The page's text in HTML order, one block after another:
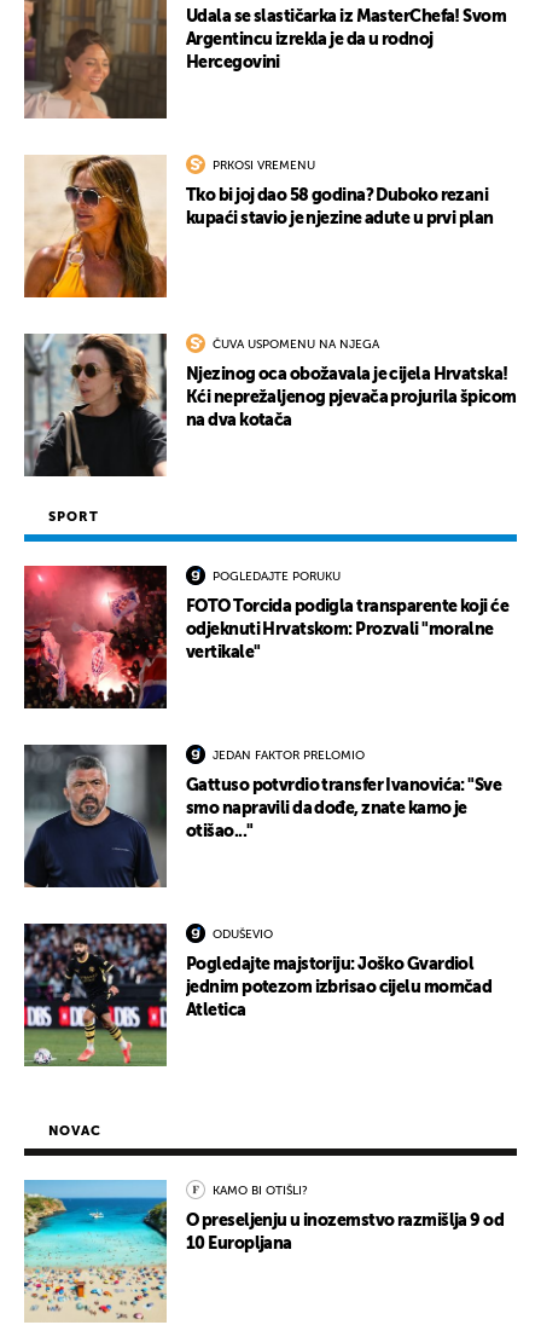
Udala se slastičarka iz MasterChefa! Svom
Argentincu izrekla je da u rodnoj
Hercegovini
PRKOSI VREMENU
Tko bi joj dao 58 godina? Duboko rezani
kupaći stavio je njezine adute u prvi plan
ČUVA USPOMENU NA NJEGA
Njezinog oca obožavala je cijela Hrvatska!
Kći neprežaljenog pjevača projurila špicom
na dva kotača
SPORT
POGLEDAJTE PORUKU
FOTO Torcida podigla transparente koji će
odjeknuti Hrvatskom: Prozvali "moralne
vertikale"
JEDAN FAKTOR PRELOMIO
Gattuso potvrdio transfer Ivanovića: "Sve
smo napravili da dođe, znate kamo je
otišao..."
ODUŠEVIO
Pogledajte majstoriju: Joško Gvardiol
jednim potezom izbrisao cijelu momčad
Atletica
NOVAC
KAMO BI OTIŠLI?
O preseljenju u inozemstvo razmišlja 9 od
10 Europljana
UKLJUČITE NOTIFIKACIJE